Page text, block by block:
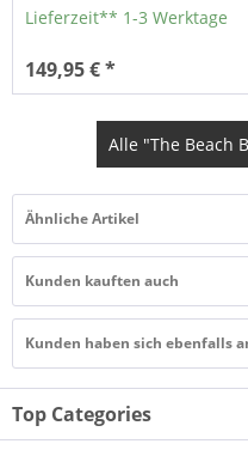
Lieferzeit** 1-3 Werktage
149,95 € *
Alle "The Beach
Ähnliche Artikel
Kunden kauften auch
Kunden haben sich ebenfalls
Top Categories